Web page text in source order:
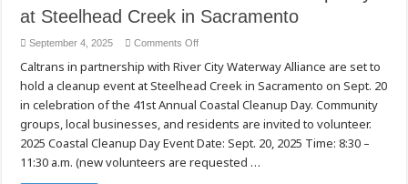
at Steelhead Creek in Sacramento
September 4, 2025 Comments Offon
Volunteers
Needed
for
of
41st
Annual
California
Coastal
Cleanup
Day
Caltrans in partnership with River City Waterway Alliance are set to
hold a cleanup event at Steelhead Creek in Sacramento on Sept. 20
in celebration of the 41st Annual Coastal Cleanup Day. Community
groups, local businesses, and residents are invited to volunteer.
2025 Coastal Cleanup Day Event Date: Sept. 20, 2025 Time: 8:30 –
11:30 a.m. (new volunteers are requested …